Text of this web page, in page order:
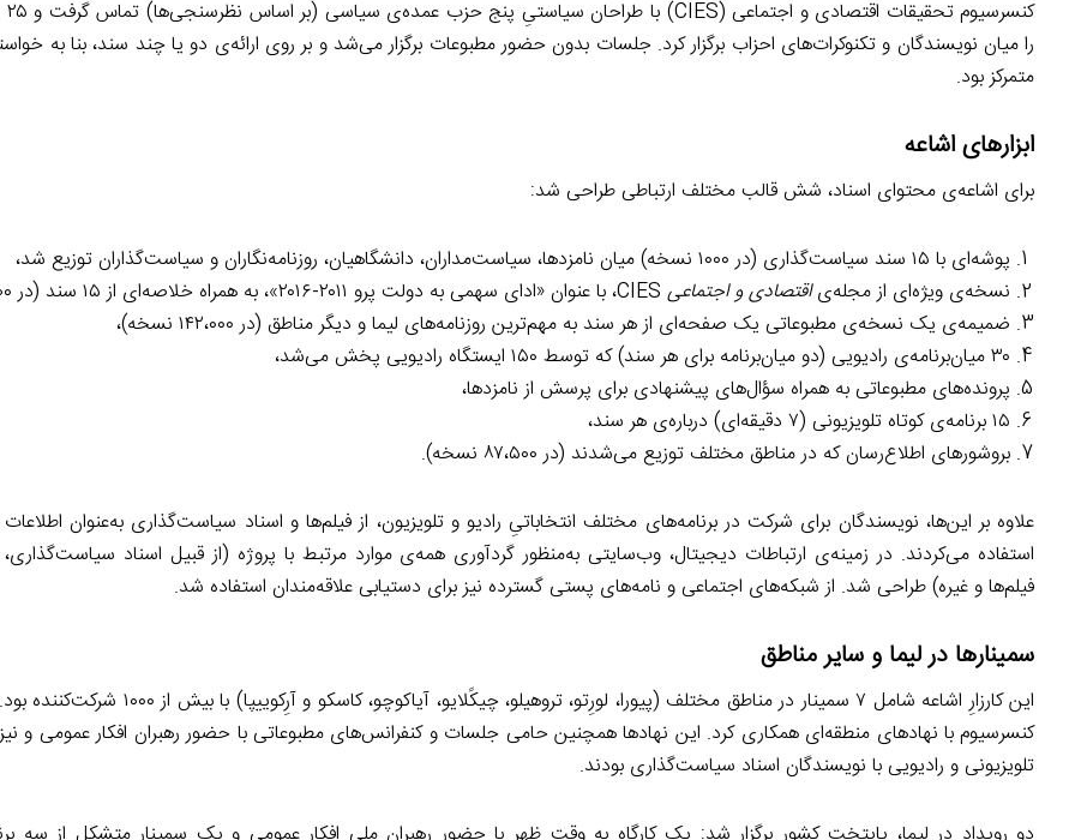
را میان نویسندگان و تکنوکرات‌های احزاب برگزار کرد. جلسات بدون حضور مطبوعات برگزار می‌شد و بر روی ارائه‌ی دو یا چند سند، بنا به
متمرکز بود.
ابزارهای اشاعه
برای اشاعه‌ی محتوای اسناد، شش قالب مختلف ارتباطی طراحی شد:
پوشه‌ای با ۱۵ سند سیاست‌گذاری (در ۱۰۰۰ نسخه) میان نامزدها، سیاست‌مداران، دانشگاهیان، روزنامه‌نگاران و سیاست‌گذاران توزیع شد،
نسخه‌ی ویژه‌ای از مجله‌یاقتصادی و اجتماعیCIES، با عنوان «ادای سهمی به دولت پرو ۲۰۱۱-۲۰۱۶»، به همراه خلاصه‌ای از ۱۵ سند (در ۳۰۰۰ نسخه)،
ضمیمه‌ی یک نسخه‌ی مطبوعاتی یک صفحه‌ای از هر سند به مهم‌ترین روزنامه‌های لیما و دیگر مناطق (در ۱۴۲،۰۰۰ نسخه)،
۳۰ میان‌برنامه‌ی رادیویی (دو میان‌برنامه برای هر سند) که توسط ۱۵۰ ایستگاه رادیویی پخش می‌شد،
پرونده‌های مطبوعاتی به همراه سؤال‌های پیشنهادی برای پرسش از نامزدها،
۱۵ برنامه‌ی کوتاه تلویزیونی (۷ دقیقه‌ای) درباره‌ی هر سند،
بروشورهای اطلاع‌رسان که در مناطق مختلف توزیع می‌شدند (در ۸۷،۵۰۰ نسخه).
علاوه بر این‌ها، نویسندگان برای شرکت در برنامه‌های مختلف انتخاباتیِ رادیو و تلویزیون، از فیلم‌ها و اسناد سیاست‌گذاری به‌عنوان
استفاده می‌کردند. در زمینه‌ی ارتباطات دیجیتال، وب‌سایتی به‌منظور گردآوری همه‌ی موارد مرتبط با پروژه (از قبیل اسناد سیاست‌گذاری،
فیلم‌ها و غیره) طراحی شد. از شبکه‌های اجتماعی و نامه‌های پستی گسترده نیز برای دستیابی علاقه‌مندان استفاده شد.
سمینارها در لیما و سایر مناطق
این کارزارِ اشاعه شامل ۷ سمینار در مناطق مختلف (پیورا، لورِتو، تروهیلو،
کنسرسیوم با نهادهای منطقه‌ای همکاری کرد. این نهادها همچنین حامی جلسات و کنفرانس‌های مطبوعاتی با حضور رهبران افکار عمومی و
تلویزیونی و رادیویی با نویسندگان اسناد سیاست‌گذاری بودند.